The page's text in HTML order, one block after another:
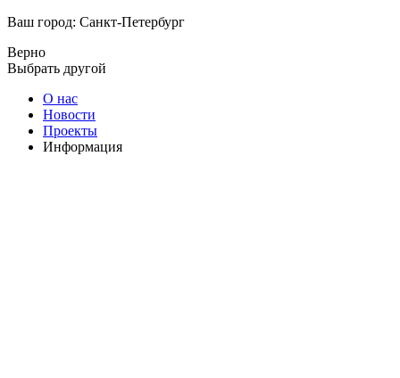
Ваш город: Санкт-Петербург
Верно
Выбрать другой
О нас
Новости
Проекты
Информация